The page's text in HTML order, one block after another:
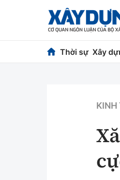
Thời sự Xây
Chuyện dọc
KINH